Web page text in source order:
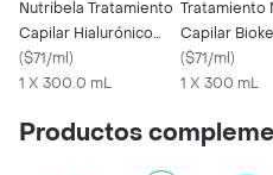
Nutribela Tratamiento
Capilar Hialurónico
Fuerza y Crecimiento
($71/ml)
1 X 300.0 mL
Tratamiento
Capilar
(300 Ml)
($71/ml)
1 X 300 mL
Productos